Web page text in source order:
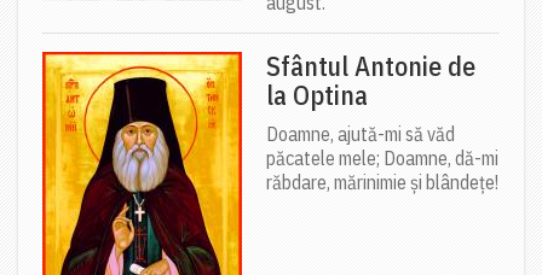
Sfântul Antonie de
la Optina
Doamne, ajută-mi să văd
păcatele mele; Doamne, dă-mi
răbdare, mărinimie şi blândeţe!